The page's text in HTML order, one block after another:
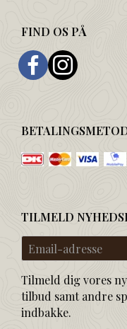
FIND OS PÅ
TILMELD
Email-
adresse
Tilmeld dig vores
tilbud samt andre
indbakke.